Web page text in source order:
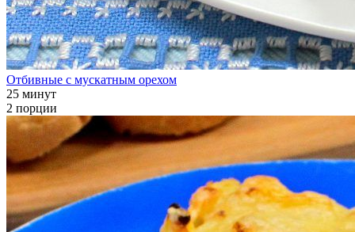
Отбивные с мускатным орехом
25 минут
2 порции